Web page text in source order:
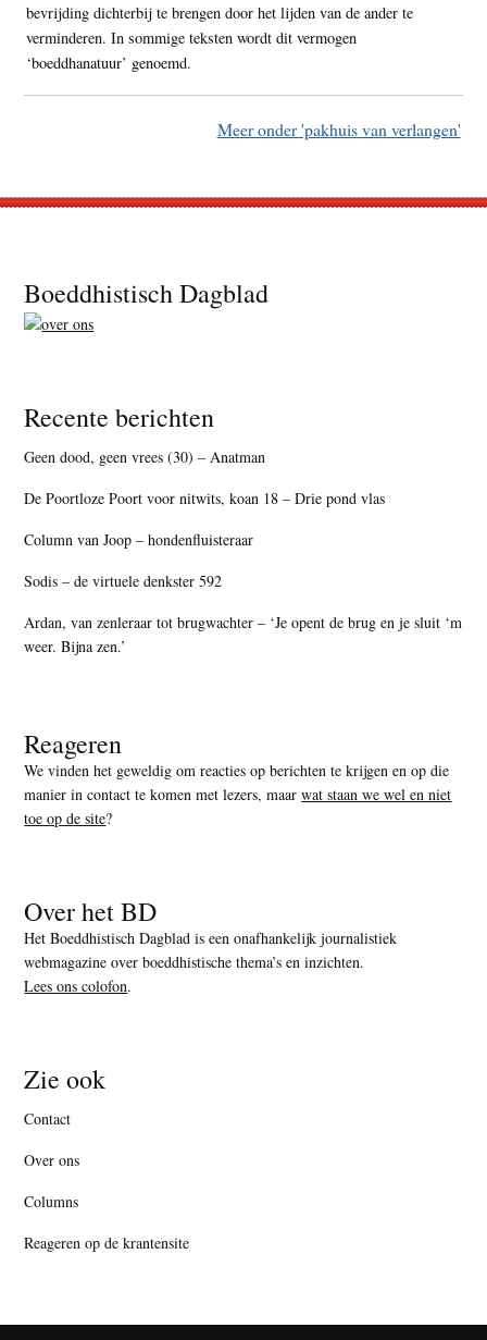
bevrijding dichterbij te brengen door het lijden van de ander te
verminderen. In sommige teksten wordt dit vermogen
‘boeddhanatuur’ genoemd.
Meer onder 'pakhuis van verlangen'
Footer
Boeddhistisch Dagblad
Recente berichten
Geen dood, geen vrees (30) – Anatman
De Poortloze Poort voor nitwits, koan 18 – Drie pond vlas
Column van Joop – hondenfluisteraar
Sodis – de virtuele denkster 592
Ardan, van zenleraar tot brugwachter – ‘Je opent de brug en je sluit ‘m
weer. Bijna zen.’
Reageren
We vinden het geweldig om reacties op berichten te krijgen en op die
manier in contact te komen met lezers, maarwat staan we wel en niet
toe op de site?
Over het BD
Het Boeddhistisch Dagblad is een onafhankelijk journalistiek
webmagazine over boeddhistische thema’s en inzichten.
Lees ons colofon.
Zie ook
Contact
Over ons
Columns
Reageren op de krantensite